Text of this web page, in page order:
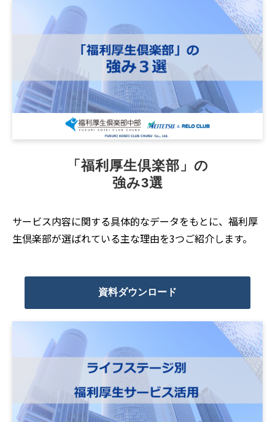
「福利厚生倶楽部」の
強み3選
サービス内容に関する具体的なデータをもとに、福利厚
生倶楽部が選ばれている主な理由を3つご紹介します。
資料ダウンロード